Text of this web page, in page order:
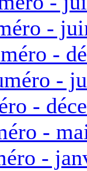
-
-
-
-
-
-